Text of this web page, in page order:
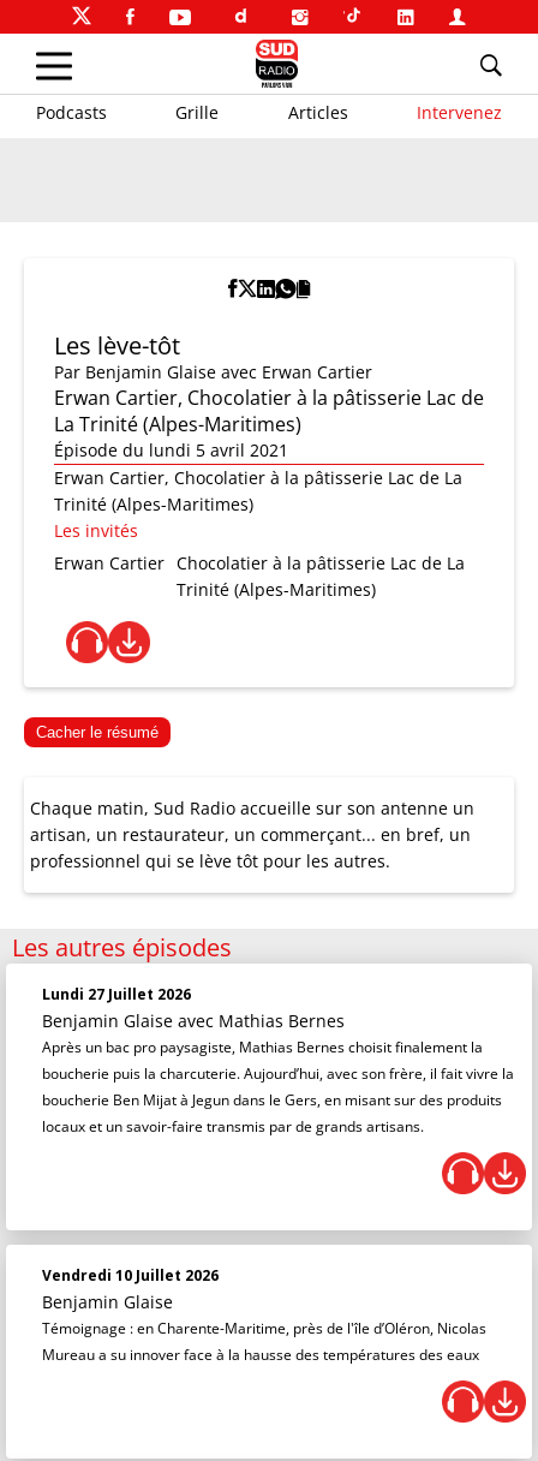
Podcasts Grille Articles Intervenez
Les lève-tôt
Par Benjamin Glaise avec Erwan Cartier
Erwan Cartier, Chocolatier à la pâtisserie Lac de
La Trinité (Alpes-Maritimes)
Épisode du lundi 5 avril 2021
Erwan Cartier, Chocolatier à la pâtisserie Lac de La
Trinité (Alpes-Maritimes)
Les invités
Erwan Cartier Chocolatier à la pâtisserie Lac de La
Trinité (Alpes-Maritimes)
Cacher le résumé
Chaque matin, Sud Radio accueille sur son antenne un
artisan, un restaurateur, un commerçant... en bref, un
professionnel qui se lève tôt pour les autres.
Les autres épisodes
Lundi 27 Juillet 2026
Benjamin Glaise avec Mathias Bernes
Après un bac pro paysagiste, Mathias Bernes choisit finalement la
boucherie puis la charcuterie. Aujourd’hui, avec son frère, il fait vivre la
boucherie Ben Mijat à Jegun dans le Gers, en misant sur des produits
locaux et un savoir-faire transmis par de grands artisans.
Vendredi 10 Juillet 2026
Benjamin Glaise
Témoignage : en Charente-Maritime, près de l'île d’Oléron, Nicolas
Mureau a su innover face à la hausse des températures des eaux